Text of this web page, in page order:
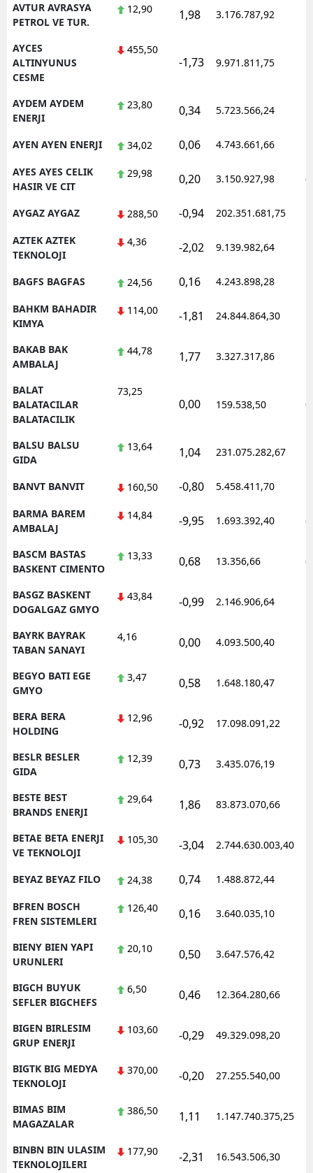
AVTUR AVRASYA
PETROL VE TUR.
12,90 1,98 3.176.787,92
AYCES
ALTINYUNUS
CESME
455,50
-1,73 9.971.811,75
AYDEM AYDEM
ENERJI
23,80 0,34 5.723.566,24
AYEN AYEN ENERJI 34,02 0,06 4.743.661,66
AYES AYES CELIK
HASIR VE CIT
29,98 0,20 3.150.927,98
AYGAZ AYGAZ 288,50 -0,94 202.351.681,75
AZTEK AZTEK
TEKNOLOJI
4,36 -2,02 9.139.982,64
BAGFS BAGFAS 24,56 0,16 4.243.898,28
BAHKM BAHADIR
KIMYA
114,00 -1,81 24.844.864,30
BAKAB BAK
AMBALAJ
44,78 1,77 3.327.317,86
BALAT
BALATACILAR
BALATACILIK
73,25
0,00 159.538,50
BALSU BALSU
GIDA
13,64 1,04 231.075.282,67
BANVT BANVIT 160,50 -0,80 5.458.411,70
BARMA BAREM
AMBALAJ
14,84 -9,95 1.693.392,40
BASCM BASTAS
BASKENT CIMENTO
13,33 0,68 13.356,66
BASGZ BASKENT
DOGALGAZ GMYO
43,84 -0,99 2.146.906,64
BAYRK BAYRAK
TABAN SANAYI
4,16 0,00 4.093.500,40
BEGYO BATI EGE
GMYO
3,47 0,58 1.648.180,47
BERA BERA
HOLDING
12,96 -0,92 17.098.091,22
BESLR BESLER
GIDA
12,39 0,73 3.435.076,19
BESTE BEST
BRANDS ENERJI
29,64 1,86 83.873.070,66
BETAE BETA ENERJI
VE TEKNOLOJI
105,30 -3,04 2.744.630.003,40
BEYAZ BEYAZ FILO 24,38 0,74 1.488.872,44
BFREN BOSCH
FREN SISTEMLERI
126,40 0,16 3.640.035,10
BIENY BIEN YAPI
URUNLERI
20,10 0,50 3.647.576,42
BIGCH BUYUK
SEFLER BIGCHEFS
6,50 0,46 12.364.280,66
BIGEN BIRLESIM
GRUP ENERJI
103,60 -0,29 49.329.098,20
BIGTK BIG MEDYA
TEKNOLOJI
370,00 -0,20 27.255.540,00
BIMAS BIM
MAGAZALAR
386,50 1,11 1.147.740.375,25
BINBN BIN ULASIM
TEKNOLOJILERI
177,90 -2,31 16.543.506,30